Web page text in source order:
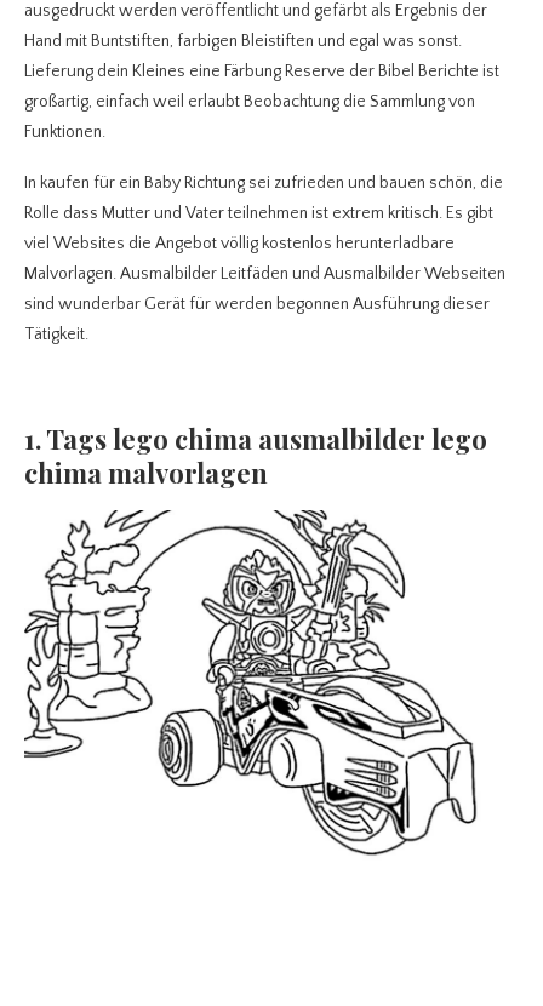
ausgedruckt werden veröffentlicht und gefärbt als Ergebnis der
Hand mit Buntstiften, farbigen Bleistiften und egal was sonst.
Lieferung dein Kleines eine Färbung Reserve der Bibel Berichte ist
großartig, einfach weil erlaubt Beobachtung die Sammlung von
Funktionen.
In kaufen für ein Baby Richtung sei zufrieden und bauen schön, die
Rolle dass Mutter und Vater teilnehmen ist extrem kritisch. Es gibt
viel Websites die Angebot völlig kostenlos herunterladbare
Malvorlagen. Ausmalbilder Leitfäden und Ausmalbilder Webseiten
sind wunderbar Gerät für werden begonnen Ausführung dieser
Tätigkeit.
1. Tags lego chima ausmalbilder lego
chima malvorlagen